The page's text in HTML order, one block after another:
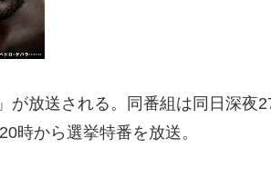
放送される。同番組は同日深夜
時から選挙特番を放送。